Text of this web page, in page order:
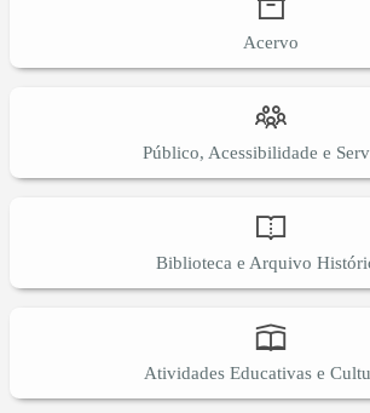
Acervo
Público, Acessibilidade e
Biblioteca e Arquivo
Atividades Educativas e